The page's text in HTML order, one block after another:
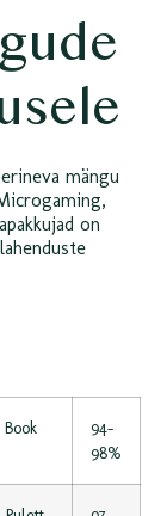
mängu
on
94-
98%